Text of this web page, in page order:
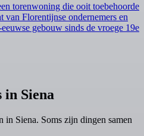
torenwoning die ooit toebehoorde
van Florentijnse ondernemers en
gebouw sinds de vroege 19e
in Siena
in Siena. Soms zijn dingen samen